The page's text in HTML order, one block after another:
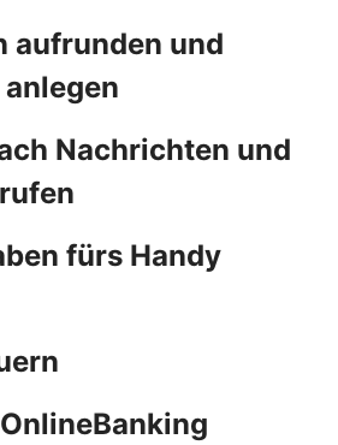
aufrunden und
Nachrichten und
fürs Handy